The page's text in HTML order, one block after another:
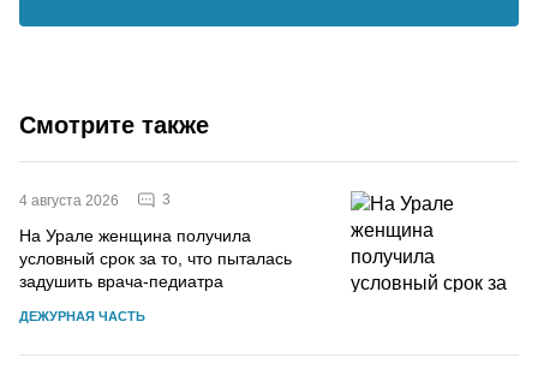
Смотрите также
4 августа 2026 3
На Урале женщина получила
условный срок за то, что пыталась
задушить врача-педиатра
ДЕЖУРНАЯ ЧАСТЬ